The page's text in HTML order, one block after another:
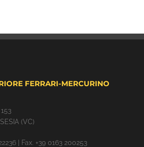
FERRARI-MERCURINO
(VC)
| Fax. +39 0163 200253